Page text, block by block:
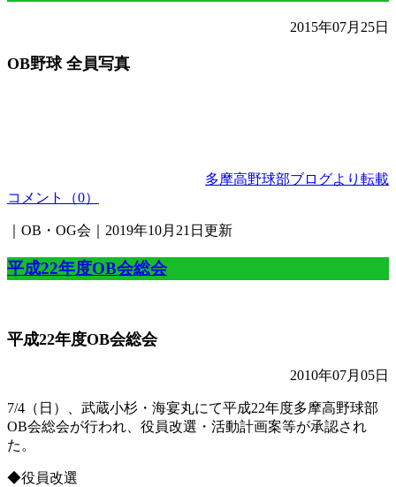
2015年07月25日
OB野球 全員写真
多摩高野球部ブログより転載
コメント（0）
｜OB・OG会｜2019年10月21日更新
平成22年度OB会総会
平成22年度OB会総会
2010年07月05日
7/4（日）、武蔵小杉・海宴丸にて平成22年度多摩高野球部
OB会総会が行われ、役員改選・活動計画案等が承認され
た。
◆役員改選